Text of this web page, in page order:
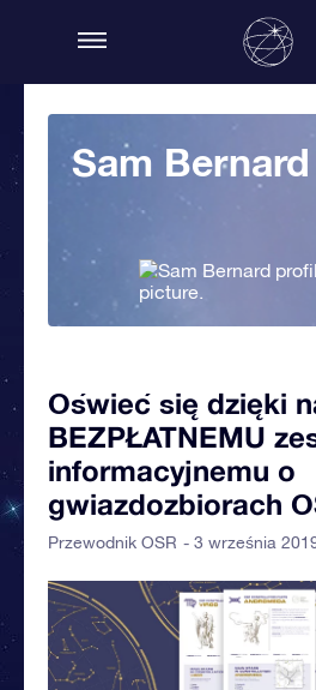
Sam Bernard
Oświeć się dzięki
BEZPŁATNEMU
informacyjnemu o
gwiazdozbiorach
Przewodnik OSR - 3 września